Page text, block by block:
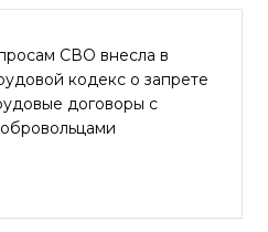
СВО внесла в
кодекс о запрете
договоры с